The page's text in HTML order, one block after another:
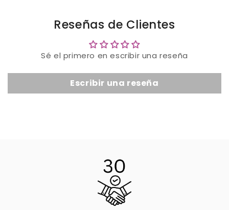
Reseñas de Clientes
Sé el primero en escribir una reseña
Escribir una reseña